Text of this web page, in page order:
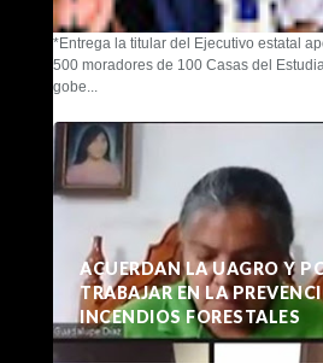
*Entrega la titular del Ejecutivo estatal
500 moradores de 100 Casas del
gobe...
ACUERDAN LA UAGRO Y
TRABAJAR EN LA
INCENDIOS FORESTALES